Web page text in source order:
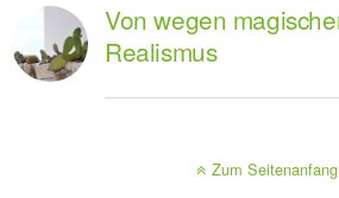
Von wegen
Realismus
Zum Seitenanfang